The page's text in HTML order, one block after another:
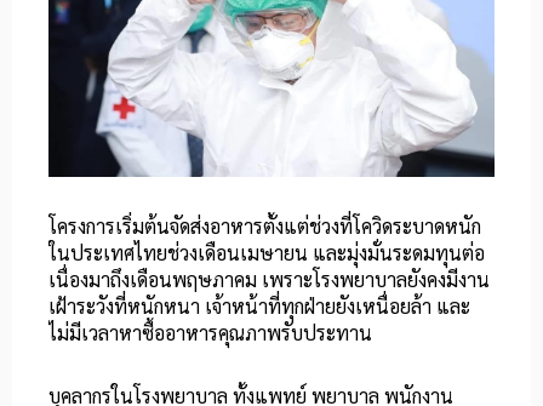
โครงการเริ่มต้นจัดส่งอาหารตั้งแต่ช่วงที่โควิดระบาดหนัก
ในประเทศไทยช่วงเดือนเมษายน และมุ่งมั่นระดมทุนต่อ
เนื่องมาถึงเดือนพฤษภาคม เพราะโรงพยาบาลยังคงมีงาน
เฝ้าระวังที่หนักหนา เจ้าหน้าที่ทุกฝ่ายยังเหนื่อยล้า และ
ไม่มีเวลาหาซื้ออาหารคุณภาพรับประทาน
บุคลากรในโรงพยาบาล ทั้งแพทย์ พยาบาล พนักงาน